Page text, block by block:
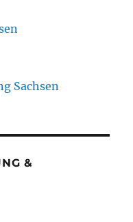
Sachsen
&